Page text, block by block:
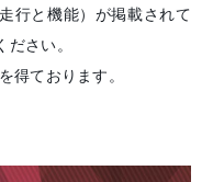
行と機能）が掲載されて
さい。
得ております。